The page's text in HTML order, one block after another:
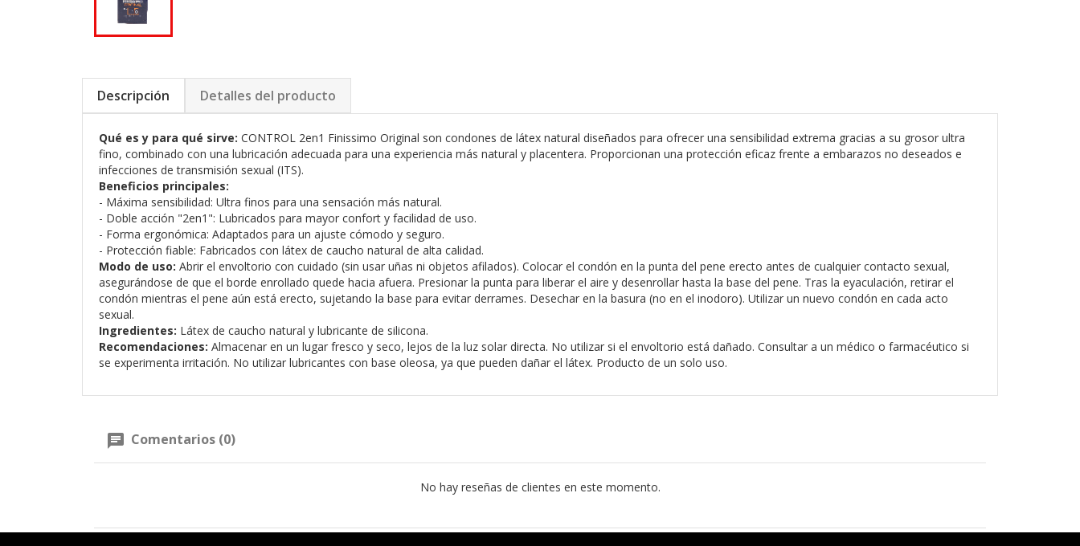
Descripción Detalles del producto
Qué es y para qué sirve: CONTROL 2en1 Finissimo Original son condones de látex natural diseñados para ofrecer una sensibilidad extrema gracias a su grosor ultra
fino, combinado con una lubricación adecuada para una experiencia más natural y placentera. Proporcionan una protección eficaz frente a embarazos no deseados e
infecciones de transmisión sexual (ITS).
Beneficios principales:
- Máxima sensibilidad: Ultra finos para una sensación más natural.
- Doble acción "2en1": Lubricados para mayor confort y facilidad de uso.
- Forma ergonómica: Adaptados para un ajuste cómodo y seguro.
- Protección fiable: Fabricados con látex de caucho natural de alta calidad.
Modo de uso: Abrir el envoltorio con cuidado (sin usar uñas ni objetos afilados). Colocar el condón en la punta del pene erecto antes de cualquier contacto sexual,
asegurándose de que el borde enrollado quede hacia afuera. Presionar la punta para liberar el aire y desenrollar hasta la base del pene. Tras la eyaculación, retirar el
condón mientras el pene aún está erecto, sujetando la base para evitar derrames. Desechar en la basura (no en el inodoro). Utilizar un nuevo condón en cada acto
sexual.
Ingredientes: Látex de caucho natural y lubricante de silicona.
Recomendaciones: Almacenar en un lugar fresco y seco, lejos de la luz solar directa. No utilizar si el envoltorio está dañado. Consultar a un médico o farmacéutico si
se experimenta irritación. No utilizar lubricantes con base oleosa, ya que pueden dañar el látex. Producto de un solo uso.
Comentarios (0)
No hay reseñas de clientes en este momento.